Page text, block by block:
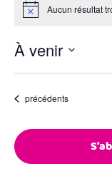
Notice Aucun résultat
À venir
Sélectionnez
date.
Évènements
précédents